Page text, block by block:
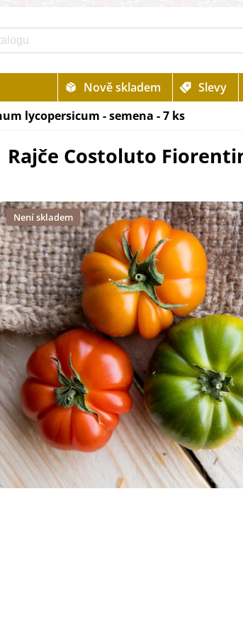
Nově skladem Slevy
lycopersicum - semena - 7 ks
Rajče Costoluto
Není skladem